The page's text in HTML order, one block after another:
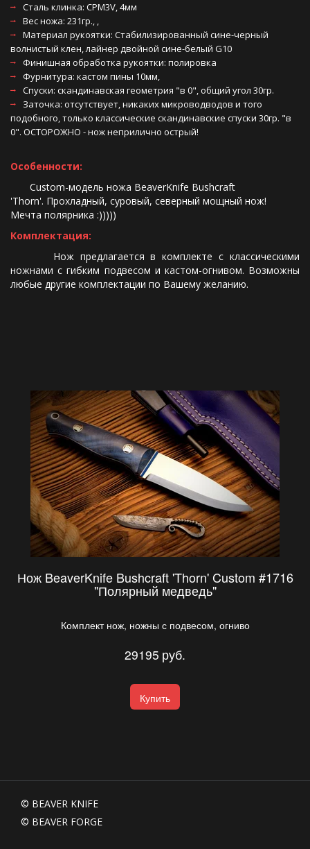
Сталь клинка: CPM3V, 4мм
Вес ножа: 231гр., ,
Материал рукоятки: Стабилизированный сине-черный
волнистый клен, лайнер двойной сине-белый G10
Финишная обработка рукоятки: полировка
Фурнитура: кастом пины 10мм,
Спуски: скандинавская геометрия "в 0", общий угол 30гр.
Заточка: отсутствует, никаких микроводводов и того
подобного, только классические скандинавские спуски 30гр. "в
0". ОСТОРОЖНО - нож неприлично острый!
Особенности:
Custom-модель ножа BeaverKnife Bushcraft
'Thorn'. Прохладный, суровый, северный мощный нож!
Мечта полярника :)))))
Комплектация:
Нож предлагается в комплекте с классическими
ножнами с гибким подвесом и кастом-огнивом. Возможны
любые другие комплектации по Вашему желанию.
Нож BeaverKnife Bushcraft 'Thorn' Custom #1716
"Полярный медведь"
Комплект нож, ножны с подвесом, огниво
29195 руб.
Купить
© BEAVER KNIFE
© BEAVER FORGE